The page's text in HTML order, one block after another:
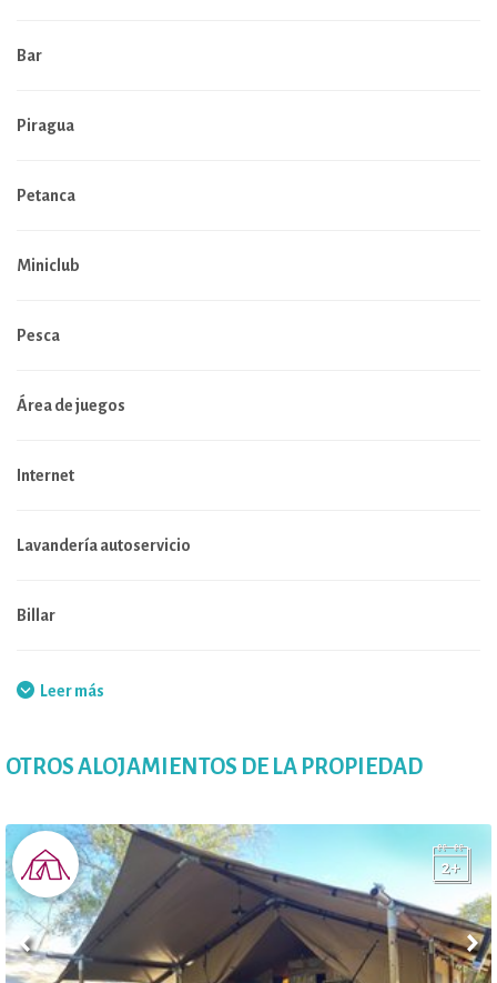
Bar
Piragua
Petanca
Miniclub
Pesca
Área de juegos
Internet
Lavandería autoservicio
Billar
PlanchaLeer más
OTROS ALOJAMIENTOS DE LA PROPIEDAD